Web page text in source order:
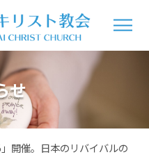
せ
開催。日本のリバイバルの